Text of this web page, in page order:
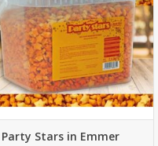
Party Stars in Emmer